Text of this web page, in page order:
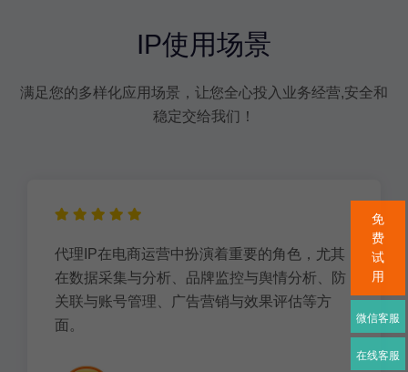
IP使用场景
满足您的多样化应用场景，让您全心投入业务经营,安全和
稳定交给我们！
代理IP在电商运营中扮演着重要的角色，尤其
在数据采集与分析、品牌监控与舆情分析、防
关联与账号管理、广告营销与效果评估等方
面。
免
费
试
用
微信客服
在线客服